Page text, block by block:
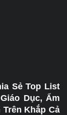
Sẻ Top List
Dục, Ẩm
Khắp Cả